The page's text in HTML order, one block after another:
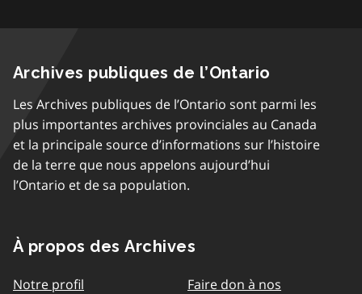
Archives publiques de l’Ontario
Les Archives publiques de l’Ontario sont parmi les
plus importantes archives provinciales au Canada
et la principale source d’informations sur l’histoire
de la terre que nous appelons aujourd’hui
l’Ontario et de sa population.
À propos des Archives
Notre profil
Faire don à nos